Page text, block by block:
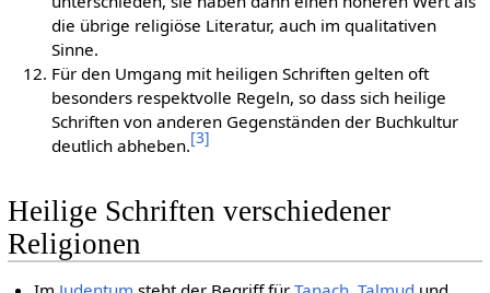
die übrige religiöse Literatur, auch im qualitativen
Sinne.
Für den Umgang mit heiligen Schriften gelten oft
besonders respektvolle Regeln, so dass sich heilige
Schriften von anderen Gegenständen der Buchkultur
deutlich abheben.[3]
Heilige Schriften verschiedener
Religionen